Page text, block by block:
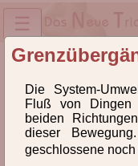
☰
Lexikon des
Lexikon der
(NTD) und der
Die System-
Fluß von
beiden
dieser
geschlossene